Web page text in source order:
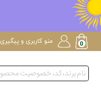
منو کاربری و پیگیری